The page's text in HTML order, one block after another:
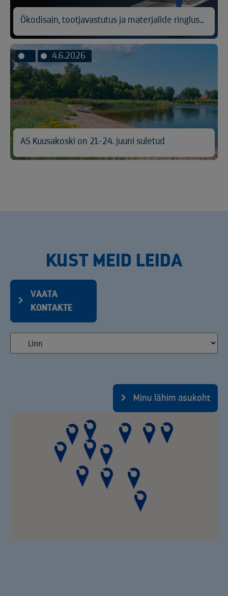
Ökodisain, tootjavastutus ja materjalide ringlussevõtt
4.6.2026
AS Kuusakoski on 21.-24. juuni suletud
KUST MEID LEIDA
VAATA
KONTAKTE
Minu lähim asukoht